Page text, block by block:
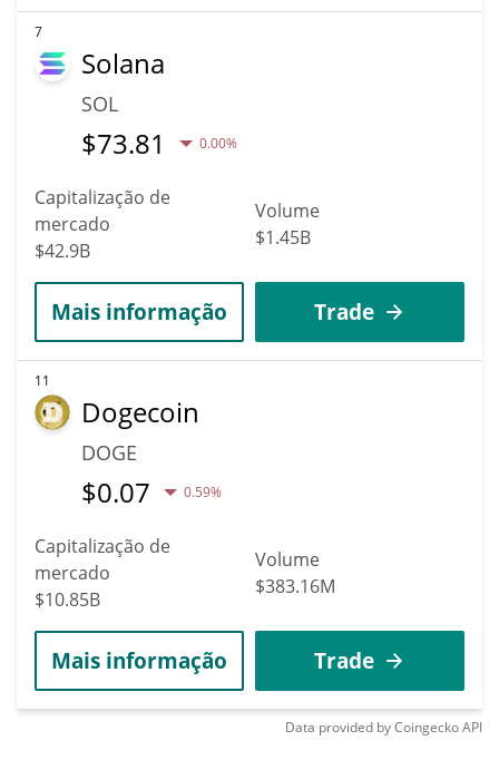
7
Solana
SOL
$73.81 0.00%
Capitalização de
mercado
$42.9B
Volume
$1.45B
Mais informação Trade
11
Dogecoin
DOGE
$0.07 0.59%
Capitalização de
mercado
$10.85B
Volume
$383.16M
Mais informação Trade
Data provided byCoingeckoAPI